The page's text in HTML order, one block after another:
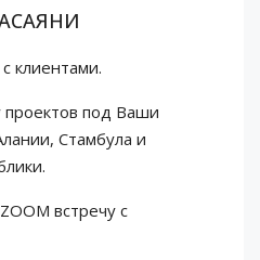
клиентами.
под Ваши
Стамбула и
встречу с